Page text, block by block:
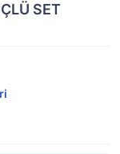
SET